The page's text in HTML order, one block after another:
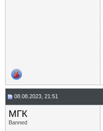
08.08.2023, 21:51
МГК
Banned